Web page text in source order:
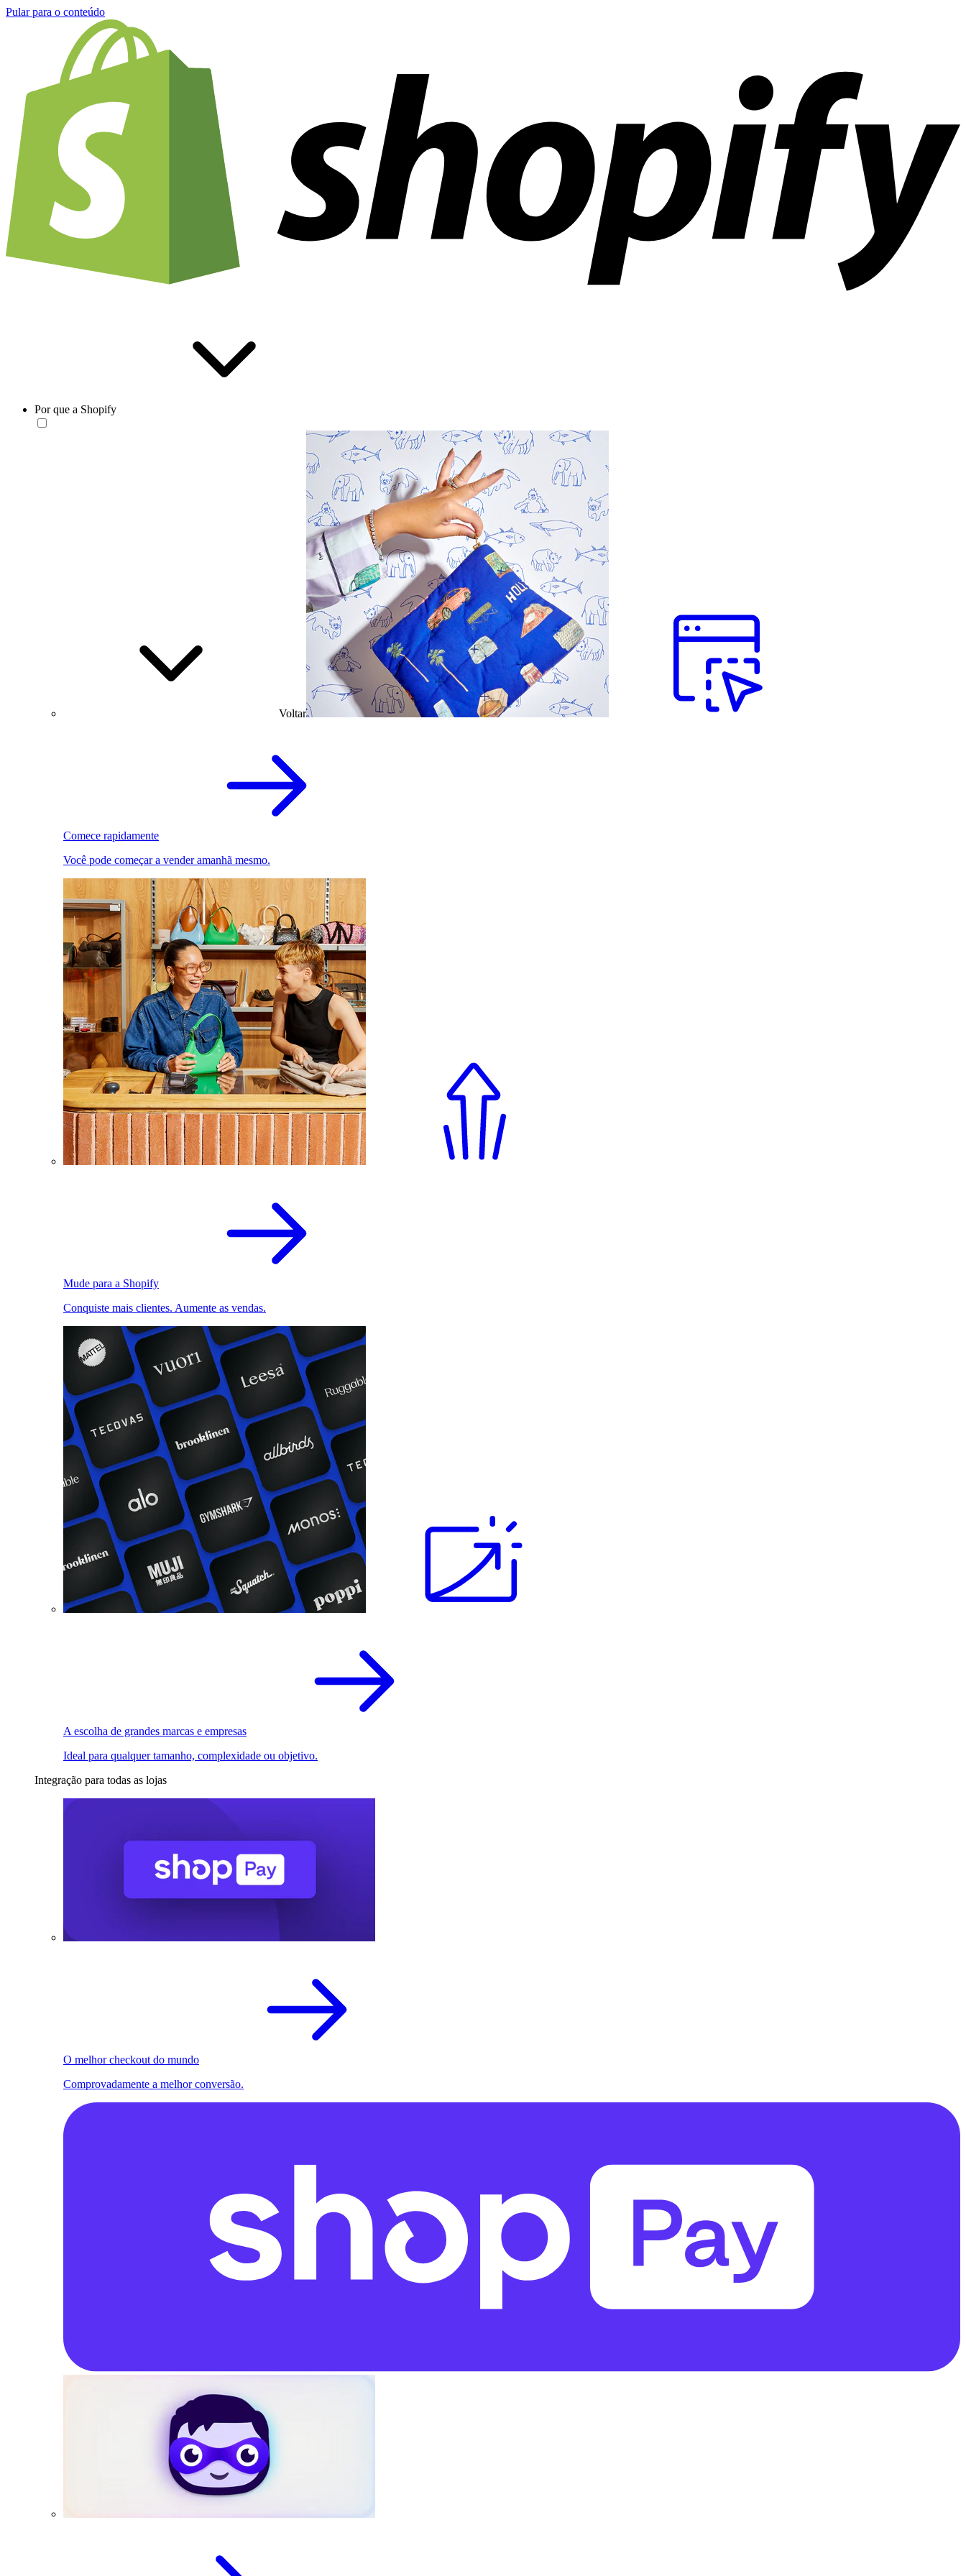
Pular para o conteúdo
Por que a Shopify
Voltar
Comece rapidamente
Você pode começar a vender amanhã mesmo.
Mude para a Shopify
Conquiste mais clientes. Aumente as vendas.
A escolha de grandes marcas e empresas
Ideal para qualquer tamanho, complexidade ou objetivo.
Integração para todas as lojas
O melhor checkout do mundo
Comprovadamente a melhor conversão.